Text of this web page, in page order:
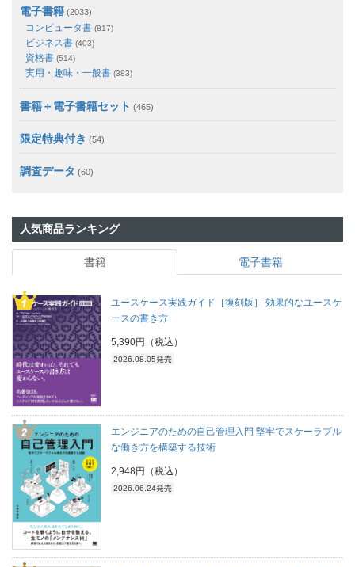
電子書籍 (2033)
コンピュータ書 (817)
ビジネス書 (403)
資格書 (514)
実用・趣味・一般書 (383)
書籍＋電子書籍セット (465)
限定特典付き (54)
調査データ (60)
人気商品ランキング
書籍 電子書籍
ユースケース実践ガイド［復刻版］ 効果的なユースケ
ースの書き方
5,390円（税込）
2026.08.05発売
エンジニアのための自己管理入門 堅牢でスケーラブル
な働き方を構築する技術
2,948円（税込）
2026.06.24発売